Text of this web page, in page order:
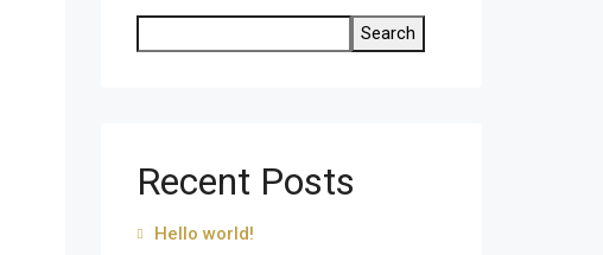
Search
Recent Posts
Hello world!